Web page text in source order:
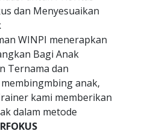
dan Menyesuaikan
WINPI menerapkan
Bagi Anak
Ternama dan
anak,
kami memberikan
dalam metode